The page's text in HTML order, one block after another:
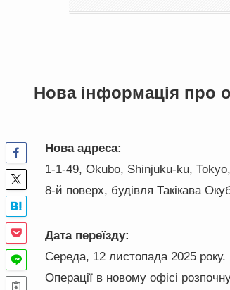
Нова інформація про
Нова адреса:
1-1-49, Okubo, Shinjuku-ku,
8-й поверх, будівля Такікава
Дата переїзду:
Середа, 12 листопада 2025 року.
Операції в новому офісі